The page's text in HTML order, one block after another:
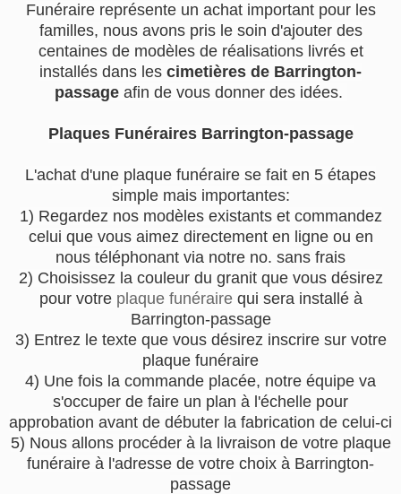
Funéraire représente un achat important pour les
familles, nous avons pris le soin d'ajouter des
centaines de modèles de réalisations livrés et
installés dans les cimetières de Barrington-
passageafin de vous donner des idées.
Plaques Funéraires Barrington-passage
L'achat d'une plaque funéraire se fait en 5 étapes
simple mais importantes:
1) Regardez nos modèles existants et commandez
celui que vous aimez directement en ligne ou en
nous téléphonant via notre no. sans frais
2) Choisissez la couleur du granit que vous désirez
pour votre plaque funérairequi sera installé à
Barrington-passage
3) Entrez le texte que vous désirez inscrire sur votre
plaque funéraire
4) Une fois la commande placée, notre équipe va
s'occuper de faire un plan à l'échelle pour
approbation avant de débuter la fabrication de celui-ci
5) Nous allons procéder à la livraison de votre plaque
funéraire à l'adresse de votre choix à Barrington-
passage